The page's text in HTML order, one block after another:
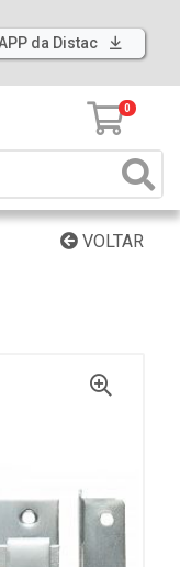
da Distac
0
VOLTAR